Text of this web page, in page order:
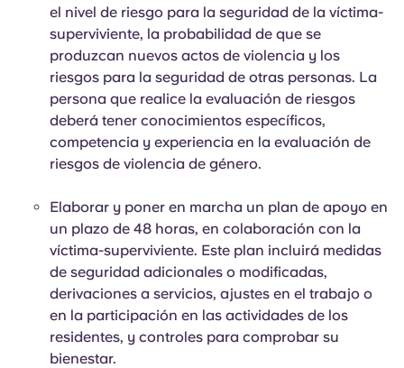
el nivel de riesgo para la seguridad de la víctima-
superviviente, la probabilidad de que se
produzcan nuevos actos de violencia y los
riesgos para la seguridad de otras personas. La
persona que realice la evaluación de riesgos
deberá tener conocimientos específicos,
competencia y experiencia en la evaluación de
riesgos de violencia de género.
Elaborar y poner en marcha un plan de apoyo en
un plazo de 48 horas, en colaboración con la
víctima-superviviente. Este plan incluirá medidas
de seguridad adicionales o modificadas,
derivaciones a servicios, ajustes en el trabajo o
en la participación en las actividades de los
residentes, y controles para comprobar su
bienestar.